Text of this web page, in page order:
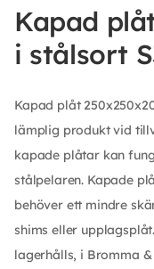
Kapad
i stålsort
Kapad plåt
lämplig produkt vid
kapade plåtar kan
stålpelaren. Kapade
behöver ett mindre
shims eller
lagerhålls, i Bromma